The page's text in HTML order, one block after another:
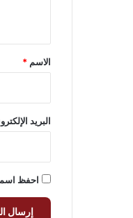
*
الاسم *
البريد
احفظ